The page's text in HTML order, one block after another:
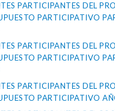
PARTICIPANTES DEL
PARTICIPATIVO
PARTICIPANTES DEL
PARTICIPATIVO
PARTICIPANTES DEL
PARTICIPATIVO